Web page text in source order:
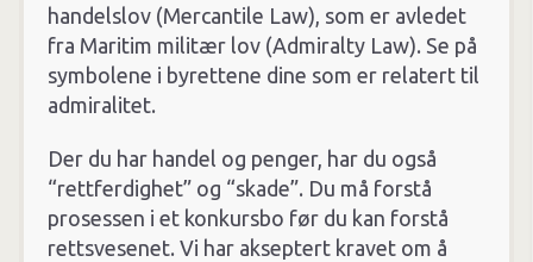
handelslov (Mercantile Law), som er avledet
fra Maritim militær lov (Admiralty Law). Se på
symbolene i byrettene dine som er relatert til
admiralitet.
Der du har handel og penger, har du også
“rettferdighet” og “skade”. Du må forstå
prosessen i et konkursbo før du kan forstå
rettsvesenet. Vi har akseptert kravet om å